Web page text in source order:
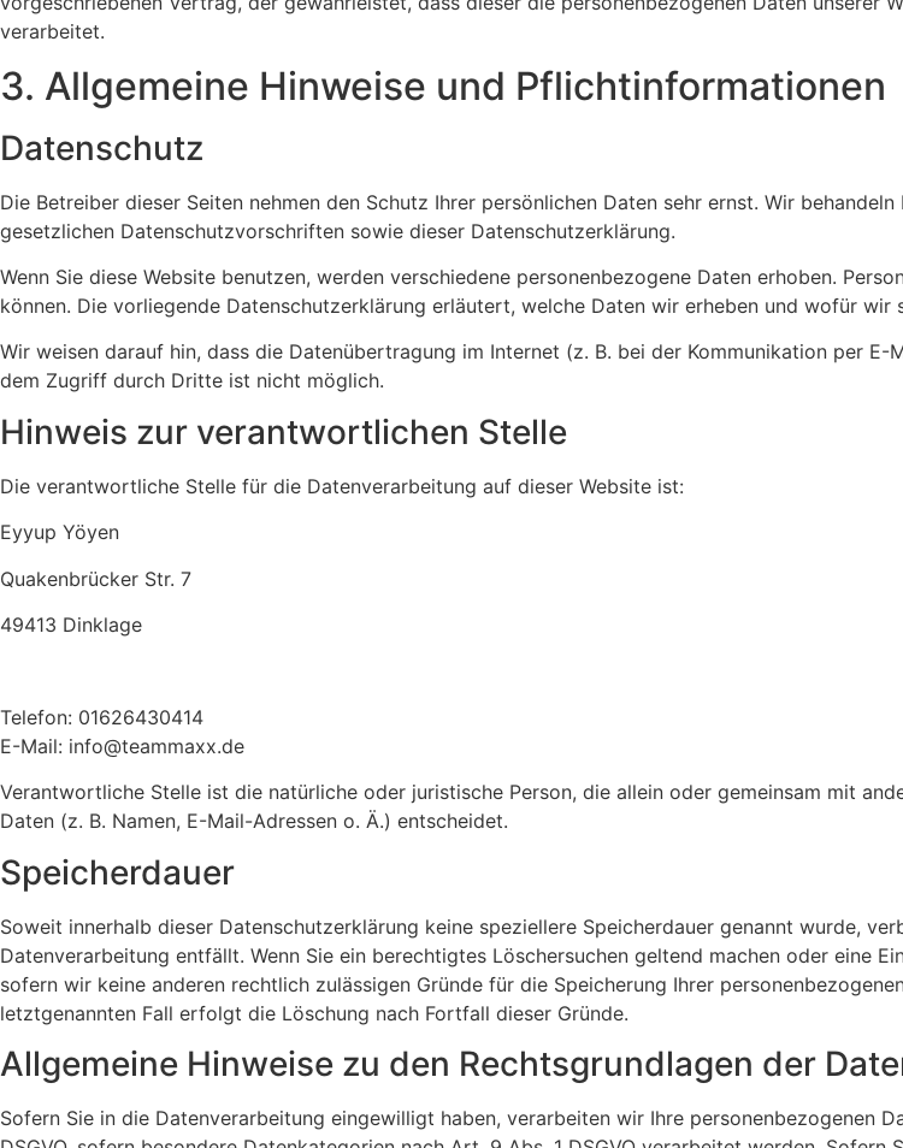
verarbeitet.
3. Allgemeine Hinweise und Pflicht­informationen
Datenschutz
Die Betreiber dieser Seiten nehmen den Schutz Ihrer persönlichen Daten sehr ernst. Wir
gesetzlichen Datenschutzvorschriften sowie dieser Datenschutzerklärung.
Wenn Sie diese Website benutzen, werden verschiedene personenbezogene Daten erhoben.
können. Die vorliegende Datenschutzerklärung erläutert, welche Daten wir erheben und wofür
Wir weisen darauf hin, dass die Datenübertragung im Internet (z. B. bei der Kommunikation per
dem Zugriff durch Dritte ist nicht möglich.
Hinweis zur verantwortlichen Stelle
Die verantwortliche Stelle für die Datenverarbeitung auf dieser Website ist:
Eyyup Yöyen
Quakenbrücker Str. 7
49413 Dinklage
Telefon: 01626430414
E-Mail: info@teammaxx.de
Verantwortliche Stelle ist die natürliche oder juristische Person, die allein oder gemeinsam mit
Daten (z. B. Namen, E-Mail-Adressen o. Ä.) entscheidet.
Speicherdauer
Soweit innerhalb dieser Datenschutzerklärung keine speziellere Speicherdauer genannt wurde,
Datenverarbeitung entfällt. Wenn Sie ein berechtigtes Löschersuchen geltend machen oder eine
sofern wir keine anderen rechtlich zulässigen Gründe für die Speicherung Ihrer
letztgenannten Fall erfolgt die Löschung nach Fortfall dieser Gründe.
Allgemeine Hinweise zu den Rechtsgrundlagen der
Sofern Sie in die Datenverarbeitung eingewilligt haben, verarbeiten wir Ihre personenbezogenen